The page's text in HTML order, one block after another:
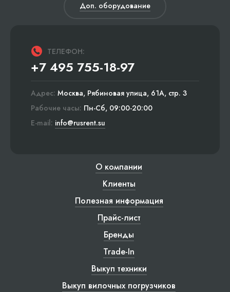
Доп. оборудование
ТЕЛЕФОН:
+7 495 755-18-97
Адрес: Москва, Рябиновая улица, 61А, стр. 3
Рабочие часы: Пн-Сб, 09:00-20:00
E-mail: info@rusrent.su
О компании
Клиенты
Полезная информация
Прайс-лист
Бренды
Trade-In
Выкуп техники
Выкуп вилочных погрузчиков